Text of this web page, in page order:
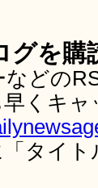
グを購
などの
くキ
タイ